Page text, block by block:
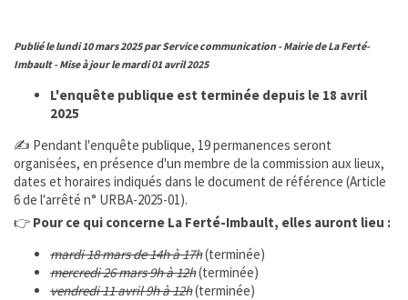
INFOS ÉPIZOOTIES
CATNAT - Sécheresse
URBANISME
ÉTAT CIVIL
SMICTOM
Publié le lundi 10 mars 2025 par Service communication - Mairie de La Ferté-
Imbault - Mise à jour le mardi 01 avril 2025
L'enquête publique est terminée depuis le 18 avril
2025
✍️ Pendant l'enquête publique, 19 permanences seront
organisées, en présence d'un membre de la commission aux lieux,
dates et horaires indiqués dans le document de référence (Article
6 de l'arrêté n° URBA-2025-01).
👉 Pour ce qui concerne La Ferté-Imbault, elles auront lieu :
mardi 18 mars de 14h à 17h(terminée)
mercredi 26 mars 9h à 12h(terminée)
vendredi 11 avril 9h à 12h(terminée)